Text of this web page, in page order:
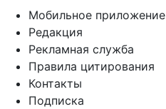
Мобильное приложение
Редакция
Рекламная служба
Правила цитирования
Контакты
Подписка